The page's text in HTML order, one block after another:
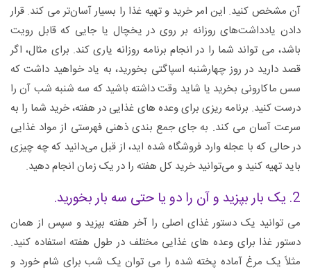
آن مشخص کنید. این امر خرید و تهیه غذا را بسیار آسان‌تر می کند. قرار
دادن یادداشت‌های روزانه بر روی در یخچال یا جایی که قابل رویت
باشد، می تواند شما را در انجام برنامه روزانه یاری کند. برای مثال، اگر
قصد دارید در روز چهارشنبه اسپاگتی بخورید، به یاد خواهید داشت که
سس ماکارونی بخرید یا شاید وقت داشته باشید که سه شنبه شب آن را
درست کنید. برنامه ریزی برای وعده های غذایی در هفته، خرید شما را به
سرعت آسان می کند. به‌ جای جمع بندی ذهنی فهرستی از مواد غذایی
در حالی که با عجله وارد فروشگاه شده اید، از قبل می‌دانید که چه چیزی
باید تهیه کنید و می‌توانید خرید کل هفته را در یک زمان انجام دهید.
2. یک بار بپزید و آن را دو یا حتی سه بار بخورید.
می توانید یک دستور غذای اصلی را آخر هفته بپزید و سپس از همان
دستور غذا برای وعده های غذایی مختلف در طول هفته استفاده کنید.
مثلاً یک مرغ آماده پخته شده را می توان یک شب برای شام خورد و